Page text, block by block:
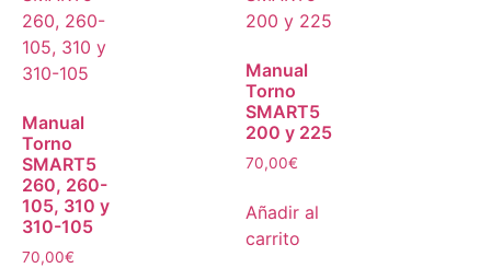
Manual
Torno
SMART5
260, 260-
105, 310 y
310-105
70,00€
Manual
Torno
SMART5
200 y 225
70,00€
Añadir al
carrito